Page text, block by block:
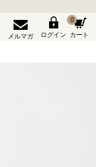
メルマガ ログイン
0
カート